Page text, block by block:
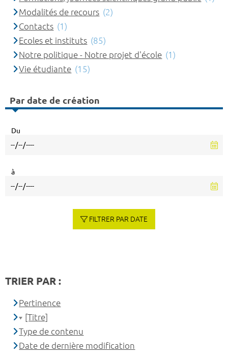
Modalités de recours (2)
Contacts (1)
Ecoles et instituts (85)
Notre politique - Notre projet d'école (1)
Vie étudiante (15)
Par date de création
Du
à
FILTRER PAR DATE
TRIER PAR :
Pertinence
[Titre]
Type de contenu
Date de dernière modification